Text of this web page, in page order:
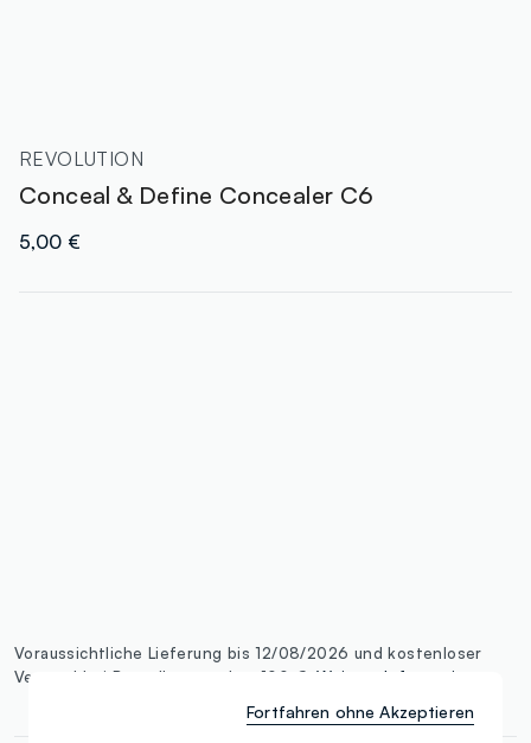
REVOLUTION
Conceal & Define Concealer C6
5,00 €
Voraussichtliche Lieferung bis 12/08/2026 und kostenloser
Versand bei Bestellungen über 100 €. Weitere Informationen
Fortfahren ohne Akzeptieren